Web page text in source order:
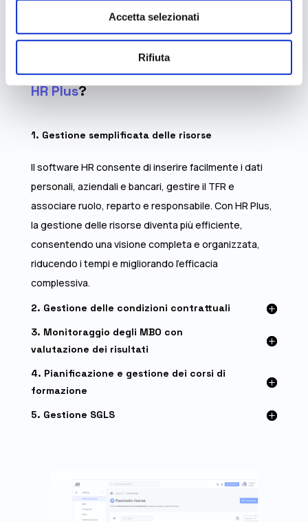
Accetta selezionati
Rifiuta
SOFTWARE HR
Perché i responsabili risorse umane
adorano usare
HR Plus?
1. Gestione semplificata delle risorse
Il software HR consente di inserire facilmente i dati
personali, aziendali e bancari, gestire il TFR e
associare ruolo, reparto e responsabile. Con HR Plus,
la gestione delle risorse diventa più efficiente,
consentendo una visione completa e organizzata,
riducendo i tempi e migliorando l’efficacia
complessiva.
2. Gestione delle condizioni contrattuali
3. Monitoraggio degli MBO con
valutazione dei risultati
4. Pianificazione e gestione dei corsi di
formazione
5. Gestione SGLS